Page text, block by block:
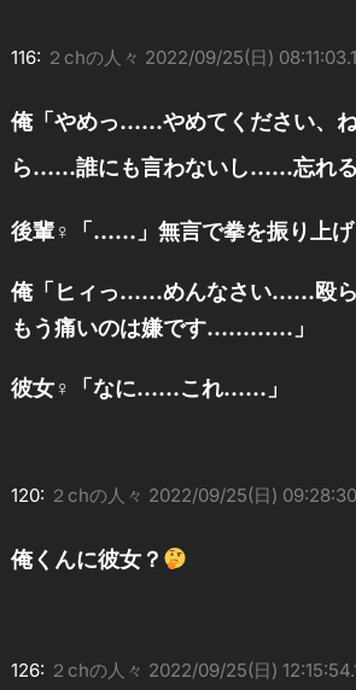
116: ２chの人々 2022/09/25(日)
俺「やめっ……やめてください、
ら……誰にも言わないし……忘れ
後輩♀「……」無言で拳を振り上げ
俺「ヒィっ……めんなさい……
もう痛いのは嫌です…………」
彼女♀「なに……これ……」
120: ２chの人々 2022/09/25(日)
俺くんに彼女？
126: ２chの人々 2022/09/25(日)